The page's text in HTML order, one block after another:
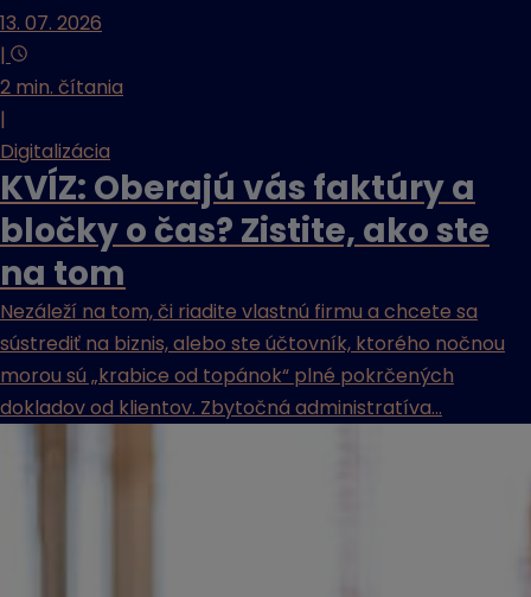
13. 07. 2026
|
2 min. čítania
|
Digitalizácia
KVÍZ: Oberajú vás faktúry a
bločky o čas? Zistite, ako ste
na tom
Nezáleží na tom, či riadite vlastnú firmu a chcete sa
sústrediť na biznis, alebo ste účtovník, ktorého nočnou
morou sú „krabice od topánok“ plné pokrčených
dokladov od klientov. Zbytočná administratíva...